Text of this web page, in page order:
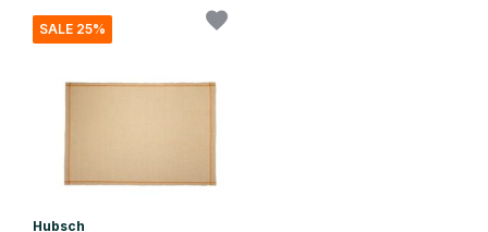
SALE 25%
Hubsch